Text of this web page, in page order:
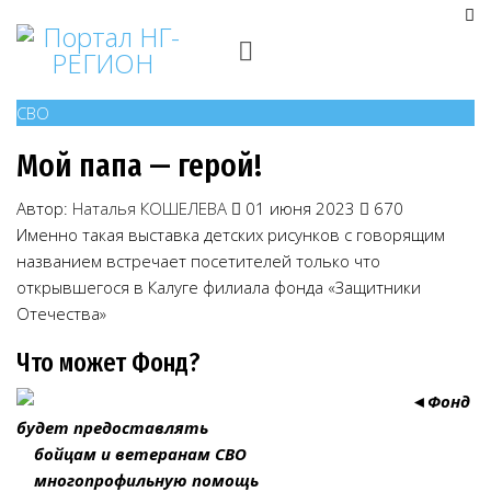
СВО
Мой папа — герой!
Автор: Наталья КОШЕЛЕВА 01 июня 2023
670
Именно такая выставка детских рисунков с говорящим
названием встречает посетителей только что
открывшегося в Калуге филиала фонда «Защитники
Отечества»
Что может Фонд?
◄ Фонд
будет предоставлять
бойцам и ветеранам СВО
многопрофильную помощь